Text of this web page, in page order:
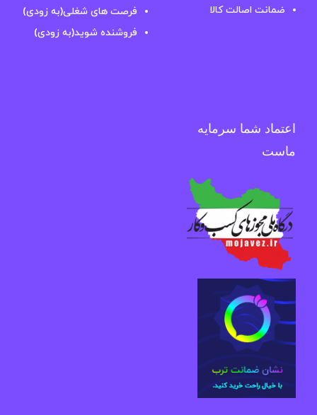
ضمانت اصالت کالا
فرصت های شغلی(به زودی)
فروشنده شوید(به زودی)
اعتماد شما سرمایه
ماست